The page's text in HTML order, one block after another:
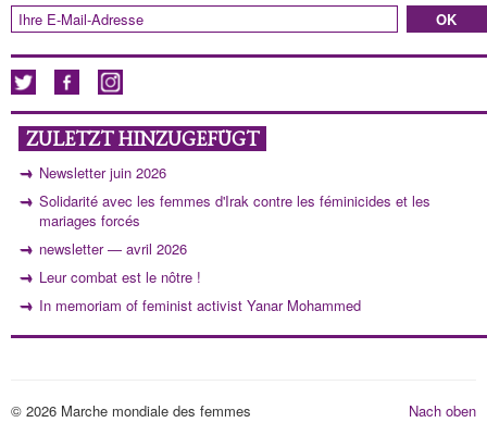
ZULETZT HINZUGEFÜGT
Newsletter juin 2026
Solidarité avec les femmes d'Irak contre les féminicides et les
mariages forcés
newsletter — avril 2026
Leur combat est le nôtre !
In memoriam of feminist activist Yanar Mohammed
Nach oben
© 2026 Marche mondiale des femmes